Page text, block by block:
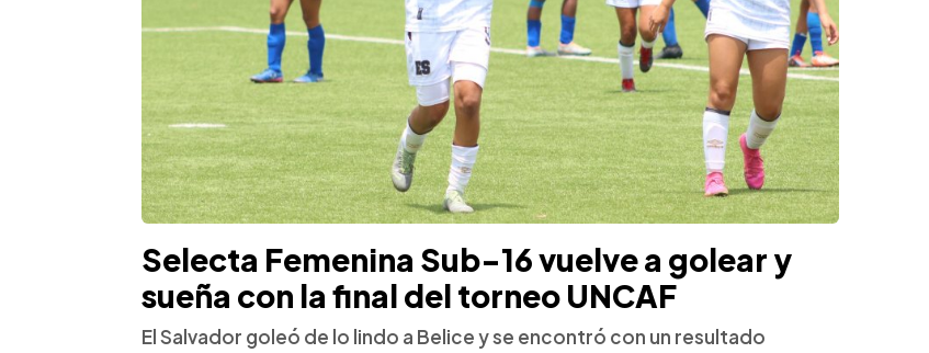
Selecta Femenina Sub-16 vuelve a golear y
sueña con la final del torneo UNCAF
El Salvador goleó de lo lindo a Belice y se encontró con un resultado